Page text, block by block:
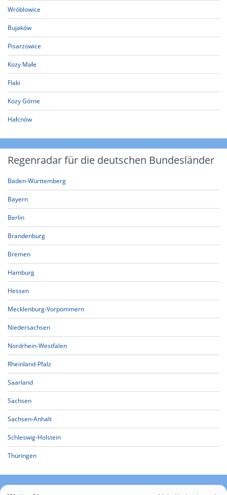
Wróblowice
Bujaków
Pisarzowice
Kozy Małe
Flaki
Kozy Górne
Hałcnów
Regenradar für die deutschen Bundesländer
Baden-Württemberg
Bayern
Berlin
Brandenburg
Bremen
Hamburg
Hessen
Mecklenburg-Vorpommern
Niedersachsen
Nordrhein-Westfalen
Rheinland-Pfalz
Saarland
Sachsen
Sachsen-Anhalt
Schleswig-Holstein
Thüringen